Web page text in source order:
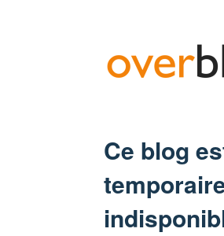
Ce blog